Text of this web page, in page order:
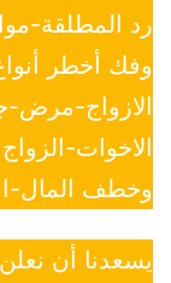
رد المطلقة-
وفك أخطر
الازواج-
الاخوات-
وخطف المال-
يسعدنا أن